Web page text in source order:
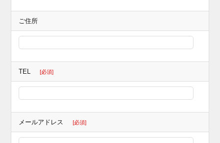
ご住所
TEL [必須]
メールアドレス [必須]